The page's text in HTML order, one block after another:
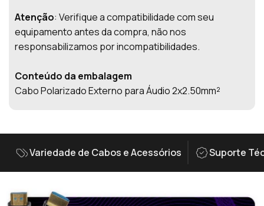
Atenção: Verifique a compatibilidade com seu
equipamento antes da compra, não nos
responsabilizamos por incompatibilidades.
Conteúdo da embalagem
Cabo Polarizado Externo para Áudio 2x2.50mm²
Variedade de Cabos e Acessórios Suporte